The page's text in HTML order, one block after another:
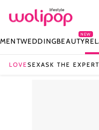
WEDDINGBEAUTY
NEW
LOVESEXASK THE EXPERT